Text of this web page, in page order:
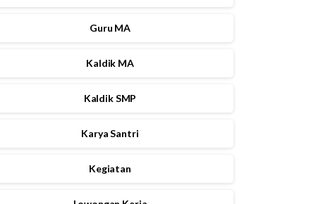
Guru MA
Kaldik MA
Kaldik SMP
Karya Santri
Kegiatan